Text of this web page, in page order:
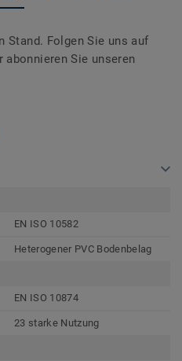
Stand. Folgen Sie uns auf
abonnieren Sie unseren
EN ISO 10582
Heterogener PVC Bodenbelag
EN ISO 10874
23 starke Nutzung